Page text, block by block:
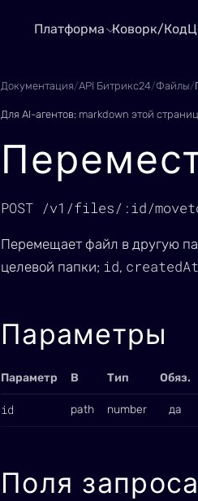
Платформа Коворк/Код
Документация/API Битрикс24/Файлы/
Для AI-агентов: markdown этой
POST /v1/files/:id/
Перемещает файл в другую
целевой папки; id, createdAt
Параметры
Параметр В Тип Обяз.
id path number да
Поля